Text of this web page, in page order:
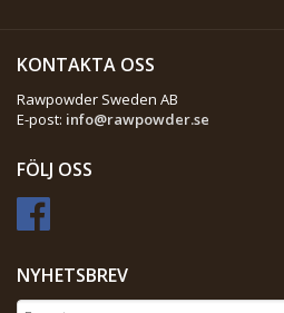
KONTAKTA OSS
Rawpowder Sweden AB
E-post: info@rawpowder.se
FÖLJ OSS
NYHETSBREV